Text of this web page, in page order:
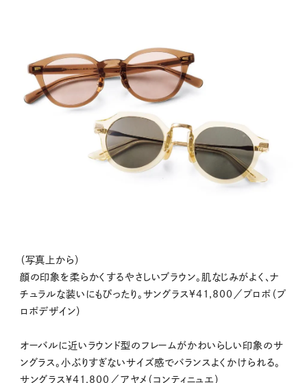
（写真上から）
顔の印象を柔らかくするやさしいブラウン。肌なじみがよく、ナ
チュラルな装いにもぴったり。サングラス¥41,800／プロポ（プ
ロポデザイン）
オーバルに近いラウンド型のフレームがかわいらしい印象のサ
ングラス。小ぶりすぎないサイズ感でバランスよくかけられる。
サングラス¥41,800／アヤメ（コンティニュエ）